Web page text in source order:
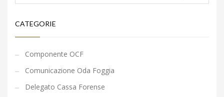
CATEGORIE
Componente OCF
Comunicazione Oda Foggia
Delegato Cassa Forense